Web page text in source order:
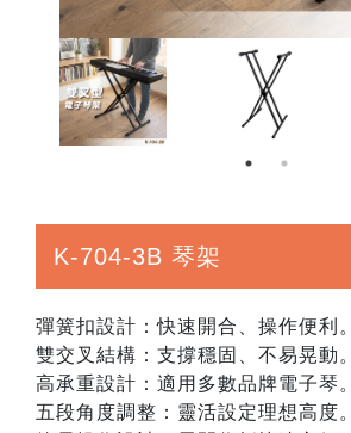
K-704-3B 琴架
彈簧扣設計：快速開合、操作便利。
雙交叉結構：支撐穩固、不易晃動。
高承重設計：適用多數品牌電子琴。
五段角度調整：靈活設定理想高度。